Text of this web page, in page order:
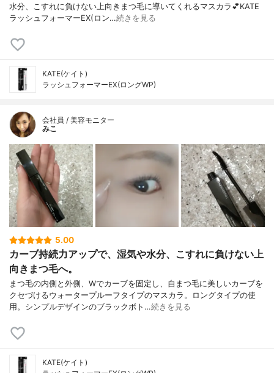
水分、こすれに負けない上向きまつ毛に導いてくれるマスカラ💕KATE
ラッシュフォーマーEX(ロン…続きを見る
KATE(ケイト)
ラッシュフォーマーEX(ロングWP)
会社員 / 美容モニター
みこ
5.00
カーブ持続力アップで、湿気や水分、こすれに負けない上
向きまつ毛へ。
まつ毛の内側と外側、Wでカーブを固定し、自まつ毛に美しいカーブを
クセづけるウォータープルーフタイプのマスカラ。ロングタイプの使
用。シンプルデザインのブラックボト…続きを見る
KATE(ケイト)